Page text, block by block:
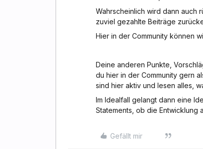
Wahrscheinlich wird dann auch
zuviel gezahlte Beiträge
Hier in der Community können
Deine anderen Punkte,
du hier in der Community gern
sind hier aktiv und lesen alles,
Im Idealfall gelangt dann eine
Statements, ob die Entwicklung
Gefällt mir